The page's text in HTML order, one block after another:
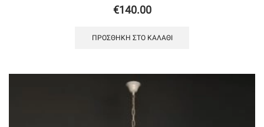
€140.00
ΠΡΟΣΘΉΚΗ ΣΤΟ ΚΑΛΆΘΙ